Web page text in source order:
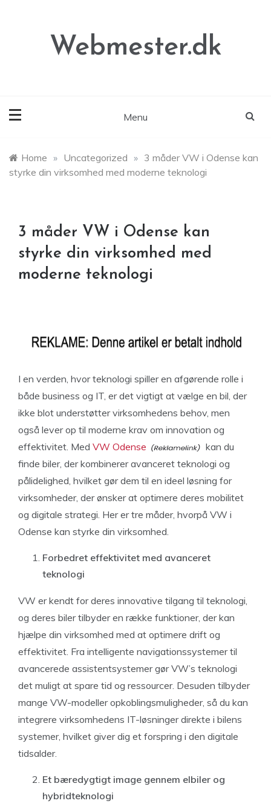
Webmester.dk
Menu
Home » Uncategorized » 3 måder VW i Odense kan
styrke din virksomhed med moderne teknologi
3 måder VW i Odense kan
styrke din virksomhed med
moderne teknologi
I en verden, hvor teknologi spiller en afgørende rolle i
både business og IT, er det vigtigt at vælge en bil, der
ikke blot understøtter virksomhedens behov, men
også lever op til moderne krav om innovation og
effektivitet. Med VW Odense
kan du
finde biler, der kombinerer avanceret teknologi og
pålidelighed, hvilket gør dem til en ideel løsning for
virksomheder, der ønsker at optimere deres mobilitet
og digitale strategi. Her er tre måder, hvorpå VW i
Odense kan styrke din virksomhed.
Forbedret effektivitet med avanceret
teknologi
VW er kendt for deres innovative tilgang til teknologi,
og deres biler tilbyder en række funktioner, der kan
hjælpe din virksomhed med at optimere drift og
effektivitet. Fra intelligente navigationssystemer til
avancerede assistentsystemer gør VW’s teknologi
det muligt at spare tid og ressourcer. Desuden tilbyder
mange VW-modeller opkoblingsmuligheder, så du kan
integrere virksomhedens IT-løsninger direkte i bilens
systemer, hvilket giver dig et forspring i den digitale
tidsalder.
Et bæredygtigt image gennem elbiler og
hybridteknologi